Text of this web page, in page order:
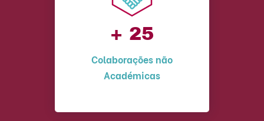
+ 25
Colaborações não
Académicas